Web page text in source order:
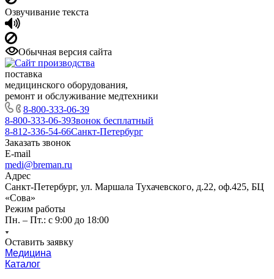
Озвучивание текста
Обычная версия сайта
поставка
медицинского оборудования,
ремонт и обслуживание медтехники
8-800-333-06-39
8-800-333-06-39Звонок бесплатный
8-812-336-54-66Санкт-Петербург
Заказать звонок
E-mail
medi@breman.ru
Адрес
Санкт-Петербург, ул. Маршала Тухачевского, д.22, оф.425, БЦ
«Сова»
Режим работы
Пн. – Пт.: с 9:00 до 18:00
Оставить заявку
Медицина
Каталог